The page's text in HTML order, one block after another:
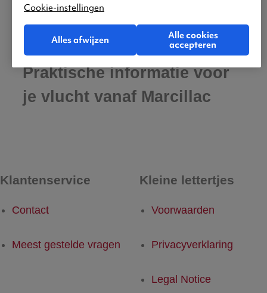
Praktische informatie voor
je vlucht vanaf Marcillac
Klantenservice
Contact
Meest gestelde vragen
Kleine lettertjes
Voorwaarden
Privacyverklaring
Legal Notice
Cookie-instellingen
Alles afwijzen
Alle cookies
accepteren